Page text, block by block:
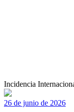
Incidencia
26 de junio de 2026